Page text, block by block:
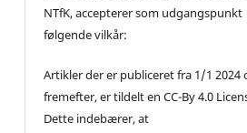
NTfK, accepterer som udgangspunkt
følgende vilkår:
Artikler der er publiceret fra 1/1 2024
fremefter, er tildelt en CC-By 4.0
Dette indebærer, at